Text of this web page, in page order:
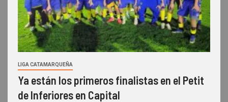
LIGA CATAMARQUEÑA
Ya están los primeros finalistas en el Petit
de Inferiores en Capital